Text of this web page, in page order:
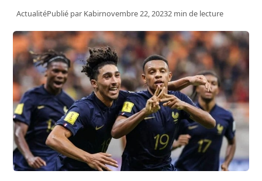
ActualitéPublié par Kabirnovembre 22, 20232 min de lecture